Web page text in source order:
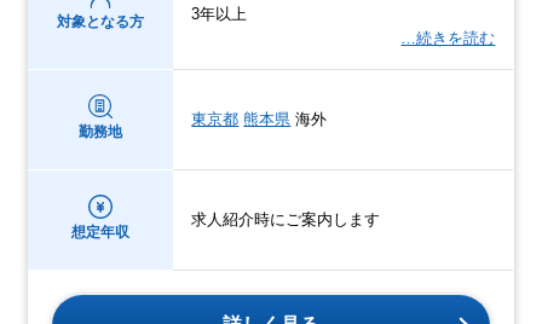
対象となる方
3年以上
…続きを読む
勤務地
東京都 熊本県 海外
想定年収
求人紹介時にご案内します